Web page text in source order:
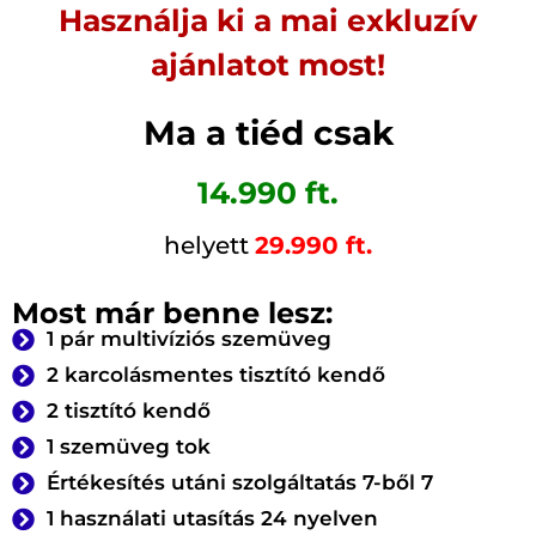
Használja ki a mai exkluzív
ajánlatot most!
Ma a tiéd csak
14.990 ft.
helyett 29.990 ft.
Most már benne lesz:
1 pár multivíziós szemüveg
2 karcolásmentes tisztító kendő
2 tisztító kendő
1 szemüveg tok
Értékesítés utáni szolgáltatás 7-ből 7
1 használati utasítás 24 nyelven